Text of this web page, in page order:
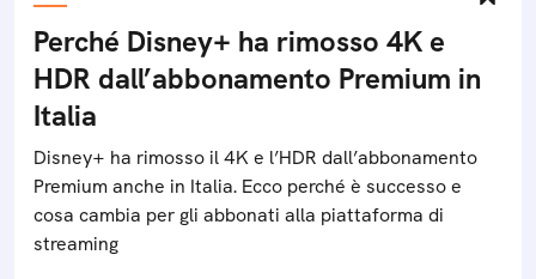
Perché Disney+ ha rimosso 4K e
HDR dall’abbonamento Premium in
Italia
Disney+ ha rimosso il 4K e l’HDR dall’abbonamento
Premium anche in Italia. Ecco perché è successo e
cosa cambia per gli abbonati alla piattaforma di
streaming